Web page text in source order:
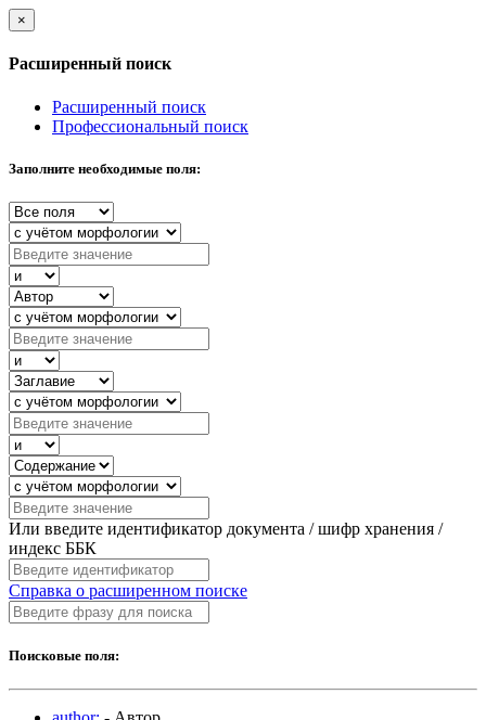
×
Расширенный поиск
Расширенный поиск
Профессиональный поиск
Заполните необходимые поля:
Или введите идентификатор документа / шифр хранения /
индекс ББК
Справка о расширенном поиске
Поисковые поля: